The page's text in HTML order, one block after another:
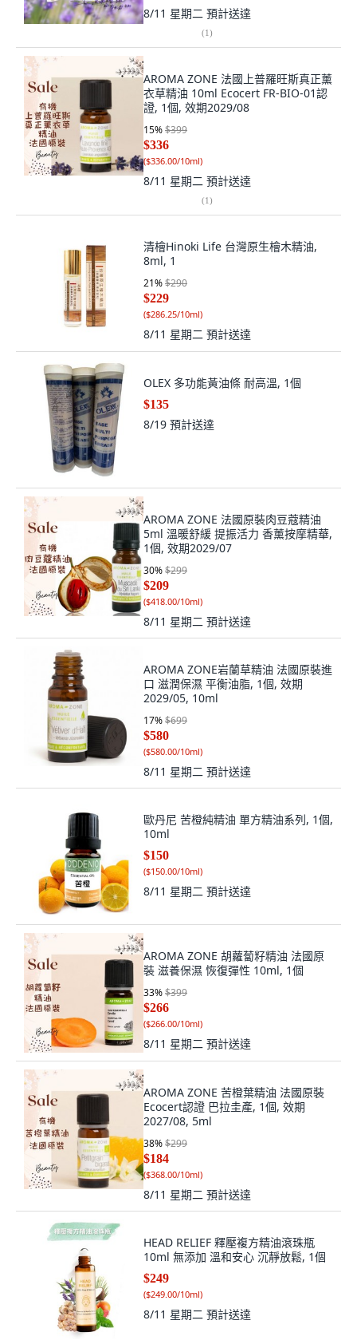
8/11 星期二 預計送達
(1)
AROMA ZONE 法國上普羅旺斯真正薰
衣草精油 10ml Ecocert FR-BIO-01認
證, 1個, 效期2029/08
15%$399
$336
($336.00/10ml)
8/11 星期二 預計送達
(1)
清檜Hinoki Life 台灣原生檜木精油,
8ml, 1
21%$290
$229
($286.25/10ml)
8/11 星期二 預計送達
OLEX 多功能黃油條 耐高溫, 1個
$135
8/19 預計送達
AROMA ZONE 法國原裝肉豆蔻精油
5ml 溫暖舒緩 提振活力 香薰按摩精華,
1個, 效期2029/07
30%$299
$209
($418.00/10ml)
8/11 星期二 預計送達
AROMA ZONE岩蘭草精油 法國原裝進
口 滋潤保濕 平衡油脂, 1個, 效期
2029/05, 10ml
17%$699
$580
($580.00/10ml)
8/11 星期二 預計送達
歐丹尼 苦橙純精油 單方精油系列, 1個,
10ml
$150
($150.00/10ml)
8/11 星期二 預計送達
AROMA ZONE 胡蘿蔔籽精油 法國原
裝 滋養保濕 恢復彈性 10ml, 1個
33%$399
$266
($266.00/10ml)
8/11 星期二 預計送達
AROMA ZONE 苦橙葉精油 法國原裝
Ecocert認證 巴拉圭產, 1個, 效期
2027/08, 5ml
38%$299
$184
($368.00/10ml)
8/11 星期二 預計送達
HEAD RELIEF 釋壓複方精油滾珠瓶
10ml 無添加 溫和安心 沉靜放鬆, 1個
$249
($249.00/10ml)
8/11 星期二 預計送達